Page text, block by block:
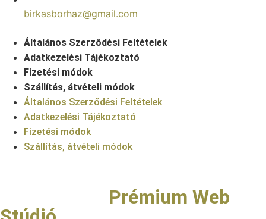
birkasborhaz@gmail.com
Általános Szerződési Feltételek
Adatkezelési Tájékoztató
Fizetési módok
Szállítás, átvételi módok
Általános Szerződési Feltételek
Adatkezelési Tájékoztató
Fizetési módok
Szállítás, átvételi módok
Prémium Web